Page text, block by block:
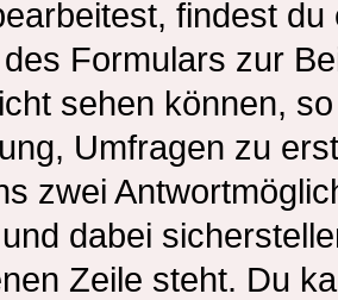
findest du
Formulars zur
sehen können,
Umfragen zu
zwei
dabei
Zeile steht. Du